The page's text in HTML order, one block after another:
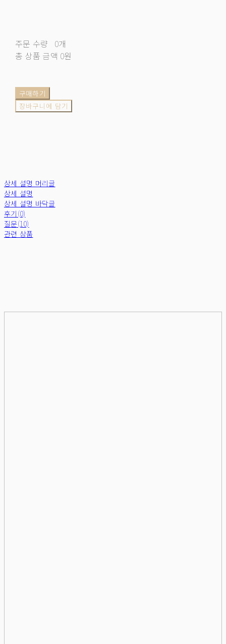
주문 수량
0개
총 상품 금액 0원
구매하기
장바구니에 담기
상세 설명 머리글
상세 설명
상세 설명 바닥글
후기(0)
질문(10)
관련 상품